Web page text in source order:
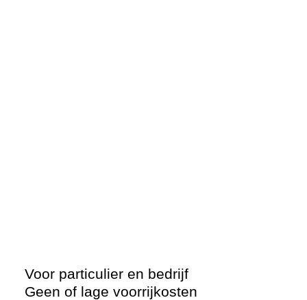
Voor particulier en bedrijf
Geen of lage voorrijkosten